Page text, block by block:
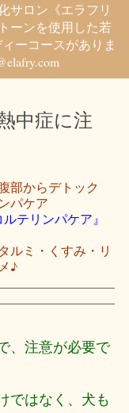
サロン《エラフリ
ーンを使用した若
ーコースがありま
中症に注
部からデトック
パケア
テリンパケア』
ルミ・くすみ・リ
♪
、注意が必要で
ではなく、犬も